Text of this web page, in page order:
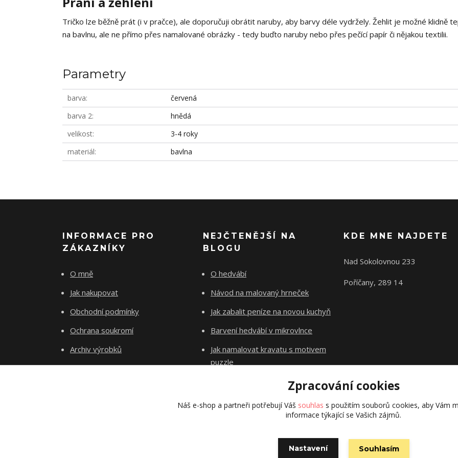
Tričko lze běžně prát (i v pračce), ale doporučuji obrátit naruby, aby barvy déle vydržely. Žehlit je možné klidně
na bavlnu, ale ne přímo přes namalované obrázky - tedy buďto naruby nebo přes pečící papír či nějakou textilii.
Parametry
barva
červená
barva 2
hnědá
velikost
3-4 roky
materiál
bavlna
INFORMACE PRO
ZÁKAZNÍKY
O mně
Jak nakupovat
Obchodní podmínky
Ochrana soukromí
Archiv výrobků
Kontakty
NEJČTENĚJŠÍ NA
BLOGU
O hedvábí
Návod na malovaný hrneček
Jak zabalit peníze na novou kuchyň
Barvení hedvábí v mikrovlnce
Jak namalovat kravatu s motivem
puzzle
KDE MNE NAJDETE
Nad Sokolovnou 233
Poříčany, 289 14
Původní stránky
Zpracování cookies
Náš e-shop a partneři potřebují Váš souhlas s použitím souborů cookies, aby Vám
informace týkající se Vašich zájmů.
Nastavení Souhlasím